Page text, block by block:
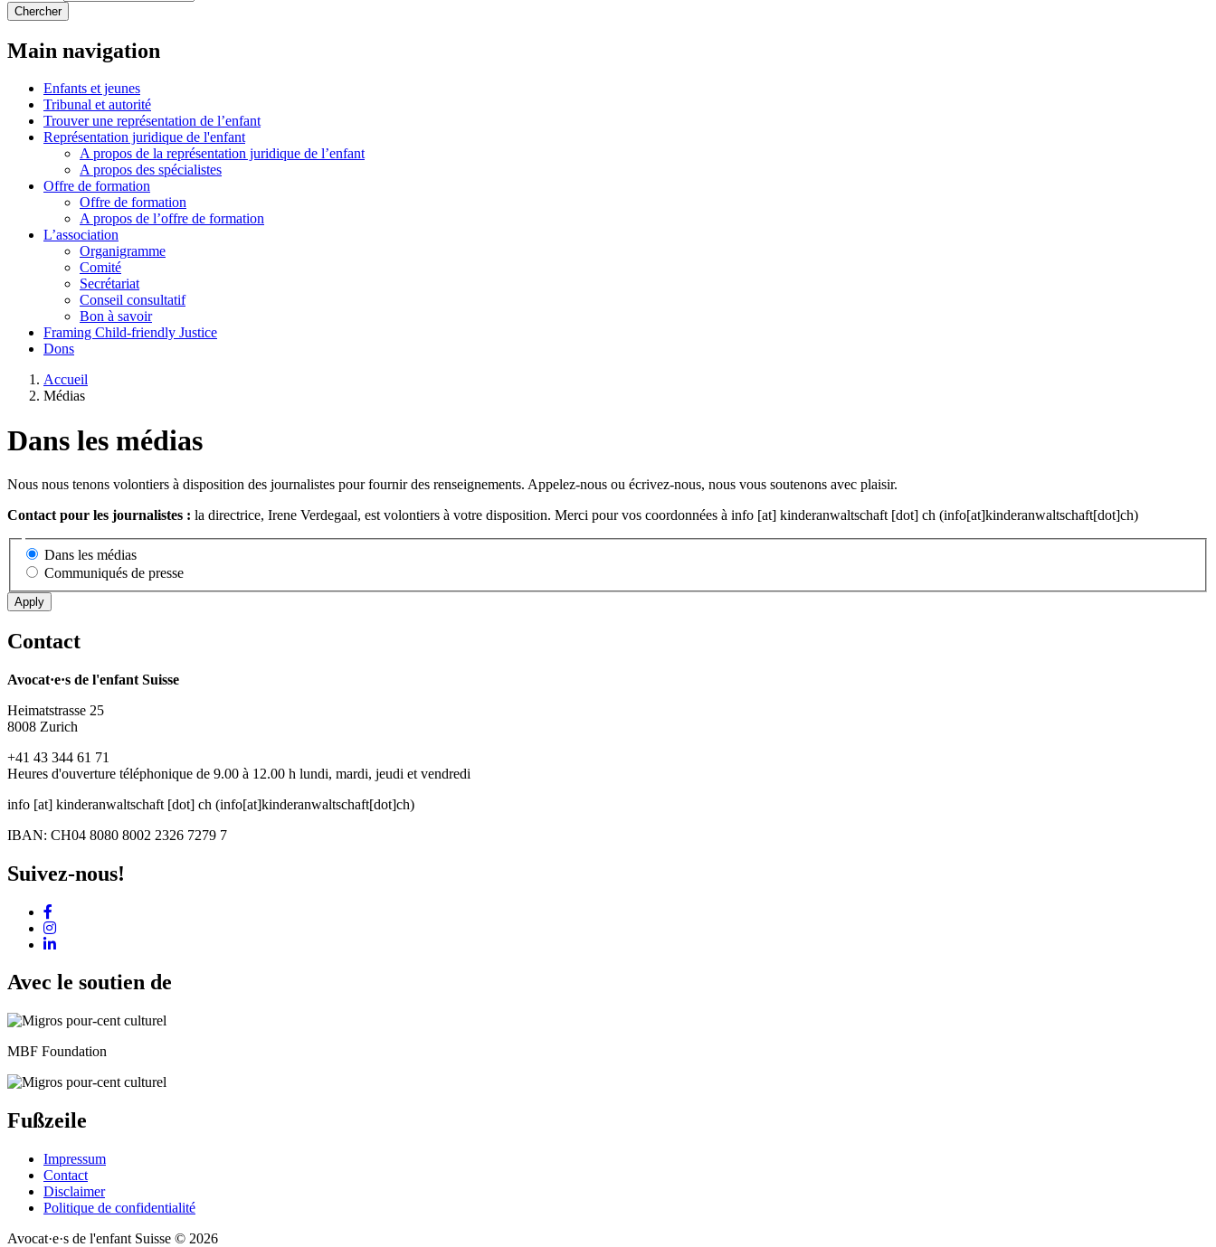
Chercher
Main navigation
Enfants et jeunes
Tribunal et autorité
Trouver une représentation de l’enfant
Représentation juridique de l'enfant
A propos de la représentation juridique de l’enfant
A propos des spécialistes
Offre de formation
Offre de formation
A propos de l’offre de formation
L’association
Organigramme
Comité
Secrétariat
Conseil consultatif
Bon à savoir
Framing Child-friendly Justice
Dons
Accueil
Médias
Dans les médias
Nous nous tenons volontiers à disposition des journalistes pour fournir des renseignements. Appelez-nous ou écrivez-nous, nous vous soutenons avec plaisir.
Contact pour les journalistes : la directrice, Irene Verdegaal, est volontiers à votre disposition. Merci pour vos coordonnées à info [at] kinderanwaltschaft [dot] ch (info[at]kinderanwaltschaft[dot]ch)
Dans les médias
Communiqués de presse
Apply
Contact
Avocat·e·s de l'enfant Suisse
Heimatstrasse 25
8008 Zurich
+41 43 344 61 71
Heures d'ouverture téléphonique de 9.00 à 12.00 h lundi, mardi, jeudi et vendredi
info [at] kinderanwaltschaft [dot] ch (info[at]kinderanwaltschaft[dot]ch)
IBAN: CH04 8080 8002 2326 7279 7
Suivez-nous!
Avec le soutien de
MBF Foundation
Fußzeile
Impressum
Contact
Disclaimer
Politique de confidentialité
Avocat·e·s de l'enfant Suisse © 2026